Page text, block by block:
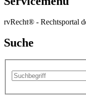
rvRecht® - Rechtsportal
Suche